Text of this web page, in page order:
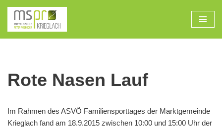
Zum
Inhalt
Rote Nasen Lauf
Im Rahmen des ASVÖ Familiensporttages der Marktgemeinde
Krieglach fand am 18.9.2015 zwischen 10:00 und 15:00 Uhr der